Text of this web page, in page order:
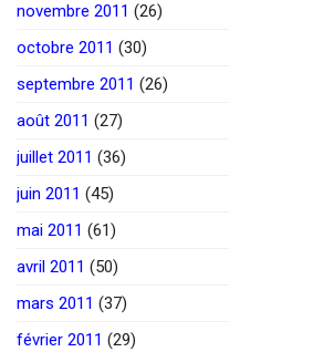
novembre 2011 (26)
octobre 2011 (30)
septembre 2011 (26)
août 2011 (27)
juillet 2011 (36)
juin 2011 (45)
mai 2011 (61)
avril 2011 (50)
mars 2011 (37)
février 2011 (29)